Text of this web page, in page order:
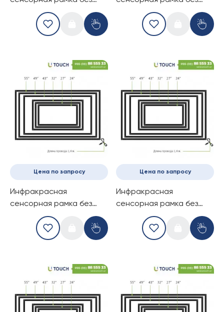
стекла, 27-дюймов (10
касаний) (16-9)
стекла, 32-дюймов (2
касаний) (16-9)
Цена по запросу
Инфракрасная
сенсорная рамка без
стекла, 32-дюймов (4
касаний) (16-9)
Цена по запросу
Инфракрасная
сенсорная рамка без
стекла, 32-дюймов (6
касаний) (16-9)